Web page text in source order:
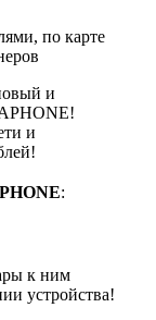
по карте
и
и
:
к ним
устройства!